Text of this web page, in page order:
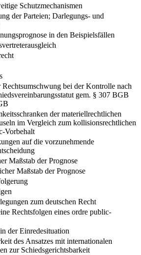
Schutzmechanismen
der Parteien; Darlegungs- und
in den Beispielsfällen
Rechtsumschwung bei der Kontrolle nach
gem. § 307 BGB
der materiellrechtlichen
im Vergleich zum kollisionsrechtlichen
Vorbehalt
auf die vorzunehmende
Maßstab der Prognose
Maßstab der Prognose
zum deutschen Recht
Rechtsfolgen eines ordre public-
der Einredesituation
des Ansatzes mit internationalen
zur Schiedsgerichtsbarkeit